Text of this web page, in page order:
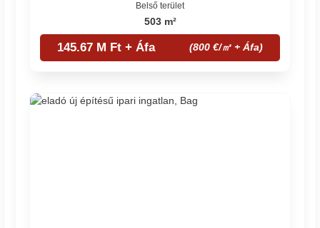
Belső terület
503 m²
145.67 M Ft + Áfa (800 €/㎡ + Áfa)